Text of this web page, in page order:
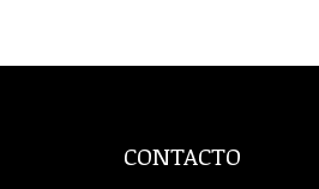
CONTACTO